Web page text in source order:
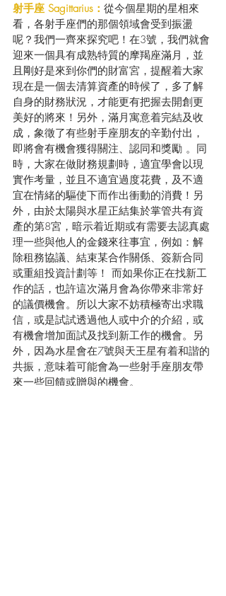
射手座 Sagittarius： 從今個星期的星相來
看，各射手座們的那個領域會受到振盪
呢？我們一齊來探究吧！在3號，我們就會
迎來一個具有成熟特質的摩羯座滿月，並
且剛好是來到你們的財富宮，提醒着大家
現在是一個去清算資產的時候了，多了解
自身的財務狀況，才能更有把握去開創更
美好的將來！另外，滿月寓意着完結及收
成，象徵了有些射手座朋友的辛勤付出，
即將會有機會獲得關注、認同和獎勵 。同
時，大家在做財務規劃時，適宜學會以現
實作考量，並且不適宜過度花費，及不適
宜在情緒的驅使下而作出衝動的消費！另
外，由於太陽與水星正結集於掌管共有資
產的第8宮，暗示着近期或有需要去認真處
理一些與他人的金錢來往事宜，例如：解
除租務協議、結束某合作關係、簽新合同
或重組投資計劃等！ 而如果你正在找新工
作的話，也許這次滿月會為你帶來非常好
的議價機會。所以大家不妨積極寄出求職
信，或是試試透過他人或中介的介紹，或
有機會增加面試及找到新工作的機會。另
外，因為水星會在7號與天王星有着和諧的
共振，意味着可能會為一些射手座朋友帶
來一些回饋或贈與的機會。